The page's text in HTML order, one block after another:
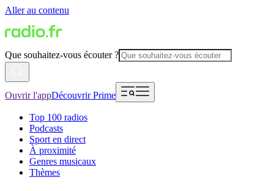
Aller au contenu
Que souhaitez-vous écouter ?
Ouvrir l'appDécouvrir Prime
Top 100 radios
Podcasts
Sport en direct
À proximité
Genres musicaux
Thèmes